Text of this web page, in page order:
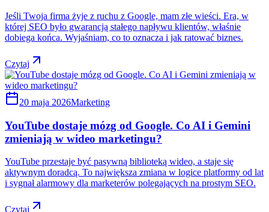
Jeśli Twoja firma żyje z ruchu z Google, mam złe wieści. Era, w
której SEO było gwarancją stałego napływu klientów, właśnie
dobiega końca. Wyjaśniam, co to oznacza i jak ratować biznes.
Czytaj
20 maja 2026Marketing
YouTube dostaje mózg od Google. Co AI i Gemini
zmieniają w wideo marketingu?
YouTube przestaje być pasywną biblioteką wideo, a staje się
aktywnym doradcą. To największa zmiana w logice platformy od lat
i sygnał alarmowy dla marketerów polegających na prostym SEO.
Czytaj